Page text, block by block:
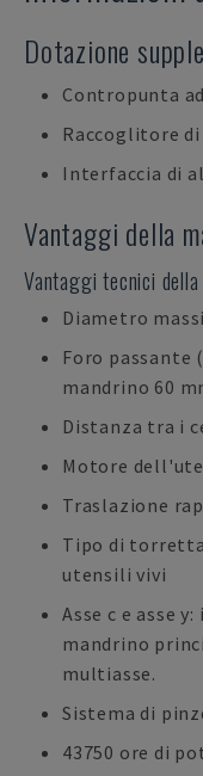
Dotazione
Contropunta
Raccoglitore
Interfaccia di
Vantaggi della
Vantaggi tecnici della
Diametro
Foro passante
mandrino 60
Distanza tra i
Motore
Traslazione
Tipo di
utensili vivi
Asse c e asse
mandrino
multiasse.
Sistema di
43750 ore di